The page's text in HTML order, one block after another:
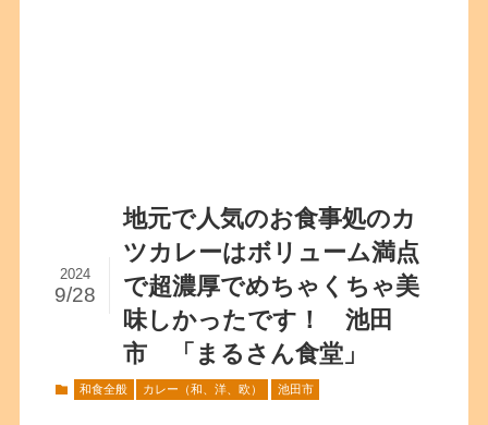
地元で人気のお食事処のカ
ツカレーはボリューム満点
で超濃厚でめちゃくちゃ美
味しかったです！ 池田
市 「まるさん食堂」
2024
9/28
和食全般 カレー（和、洋、欧） 池田市